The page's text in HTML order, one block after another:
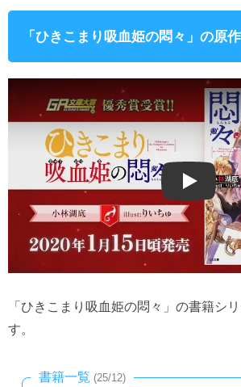
「ひきこまり吸血姫の悶々」の原
Play
「ひきこまり吸血姫の悶々」の書籍シ
す。
書籍一覧 (25/12)